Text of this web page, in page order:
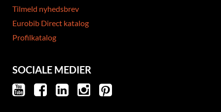
Tilmeld nyhedsbrev
Eurobib Direct katalog
Profilkatalog
SOCIALE MEDIER